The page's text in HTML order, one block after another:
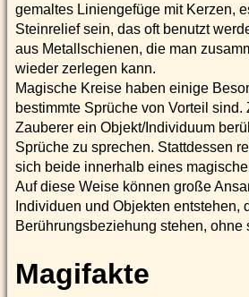
gemaltes Liniengefüge mit Kerzen,
Steinrelief sein, das oft benutzt
aus Metallschienen, die man
wieder zerlegen kann.
Magische Kreise haben einige
bestimmte Sprüche von Vorteil sind.
Zauberer ein Objekt/Individuum
Sprüche zu sprechen. Stattdessen
sich beide innerhalb eines
Auf diese Weise können große
Individuen und Objekten entstehen,
Berührungsbeziehung stehen, ohne
Magifakte